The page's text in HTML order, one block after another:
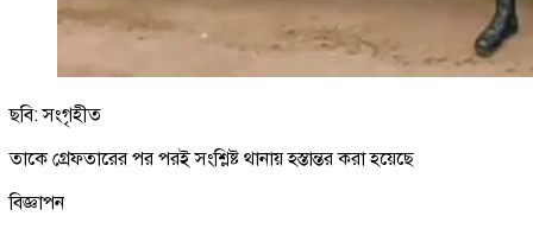
ছবি: সংগৃহীত
তাকে গ্রেফতারের পর পরই সংশ্লিষ্ট থানায় হস্তান্তর করা হয়েছে
বিজ্ঞাপন